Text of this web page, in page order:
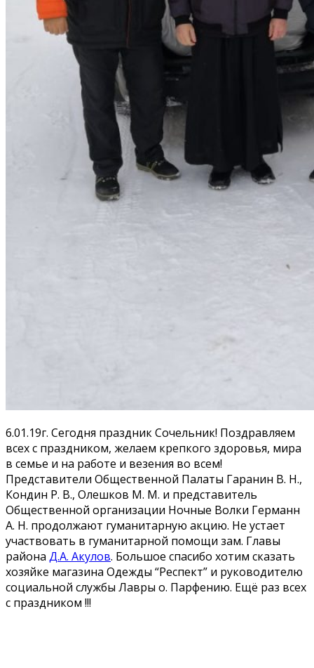
6.01.19г. Сегодня праздник Сочельник! Поздравляем
всех с праздником, желаем крепкого здоровья, мира
в семье и на работе и везения во всем!
Представители Общественной Палаты Гаранин В. Н.,
Кондин Р. В., Олешков М. М. и представитель
Общественной организации Ночные Волки Германн
А. Н. продолжают гуманитарную акцию. Не устает
участвовать в гуманитарной помощи зам. Главы
района Д.А. Акулов. Большое спасибо хотим сказать
хозяйке магазина Одежды “Респект” и руководителю
социальной службы Лавры о. Парфению. Ещё раз всех
с праздником !!!